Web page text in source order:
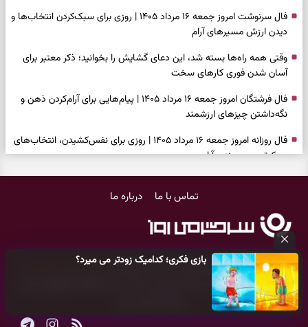
بازی فکری؛ کدامیک زودتر می میرد؟
فال سرنوشت امروز جمعه ۱۶ مرداد ۱۴۰۵ | روزی برای سبک‌کردن انتخاب‌ها و
دیدن ارزش مسیرهای آرام
وقتی همه راه‌ها بسته شد، این دعای گشایش را بخوانید؛ ذکر معتبر برای
آسان شدن فوری کارهای سخت
فال فرشتگان امروز جمعه ۱۶ مرداد ۱۴۰۵ | پیام‌هایی برای آرام‌کردن ذهن و
نگه‌داشتن چیزهای ارزشمند
فال روزانه امروز جمعه ۱۶ مرداد ۱۴۰۵ | روزی برای نفس‌کشیدن، انتخاب‌های
سبک‌تر و جمع‌بندی آرام
سنجیده و رهاشدن از انتظارهای بی‌نتیجه
طرز تهیه کوکو سبزی مجلسی | سبز، خوش‌عطر و برش‌خورده
شناخت فرصت واقعی و پایان‌دادن به تردیدها
تماس با ما درباره ما
کلیه حقوق مادی و معنوی این سایت متعلق بهپایگاه خبری سرگرمی روز
می‌باشد و هر گونه کپی‌برداری توسط دیگر سایت‌ها